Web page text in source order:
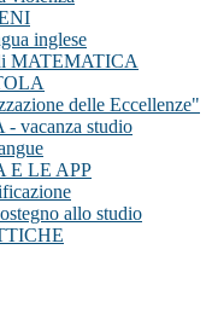
inglese
MATEMATICA
delle Eccellenze"
vacanza studio
E LE APP
allo studio